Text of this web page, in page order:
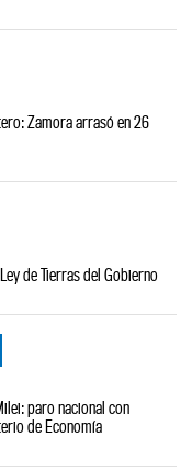
Zamora arrasó en 26
de Tierras del Gobierno
paro nacional con
de Economía